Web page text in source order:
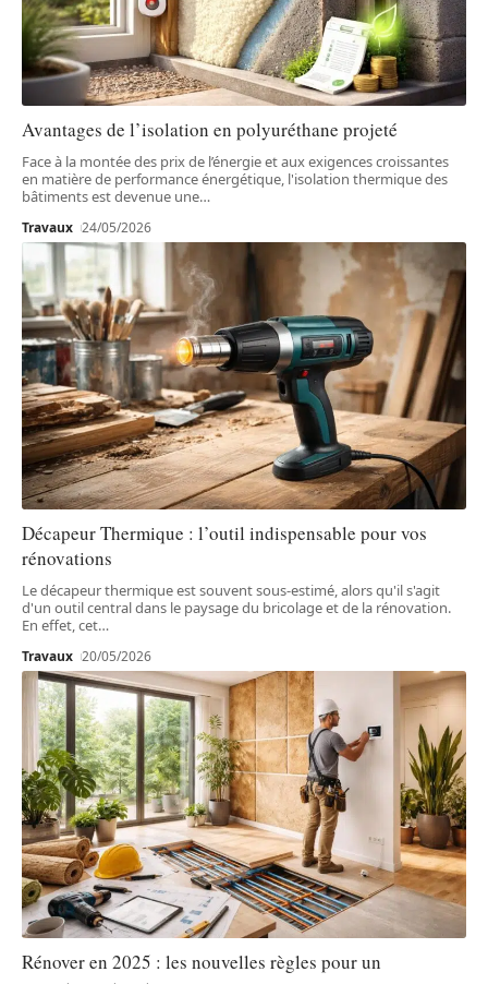
Avantages de l’isolation en polyuréthane projeté
Face à la montée des prix de l’énergie et aux exigences croissantes
en matière de performance énergétique, l'isolation thermique des
bâtiments est devenue une…
Travaux 24/05/2026
Décapeur Thermique : l’outil indispensable pour vos
rénovations
Le décapeur thermique est souvent sous-estimé, alors qu'il s'agit
d'un outil central dans le paysage du bricolage et de la rénovation.
En effet, cet…
Travaux 20/05/2026
Rénover en 2025 : les nouvelles règles pour un